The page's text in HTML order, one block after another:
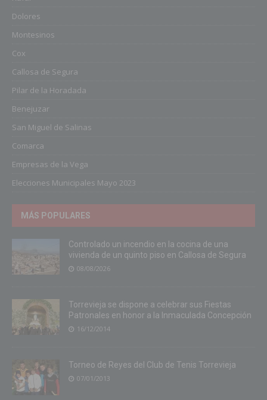
Dolores
Montesinos
Cox
Callosa de Segura
Pilar de la Horadada
Benejuzar
San Miguel de Salinas
Comarca
Empresas de la Vega
Elecciones Municipales Mayo 2023
MÁS POPULARES
Controlado un incendio en la cocina de una
vivienda de un quinto piso en Callosa de Segura
08/08/2026
Torrevieja se dispone a celebrar sus Fiestas
Patronales en honor a la Inmaculada Concepción
16/12/2014
Torneo de Reyes del Club de Tenis Torrevieja
07/01/2013